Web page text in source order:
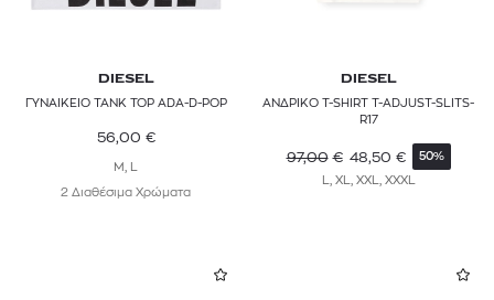
DIESEL
ΓΥΝΑΙΚΕΙΟ TANK TOP ADA-D-POP
56,00 €
M, L
2 Διαθέσιμα Χρώματα
DIESEL
ΑΝΔΡΙΚΟ T-SHIRT T-ADJUST-SLITS-
R17
97,00 € 48,50 € 50%
L, XL, XXL, XXXL